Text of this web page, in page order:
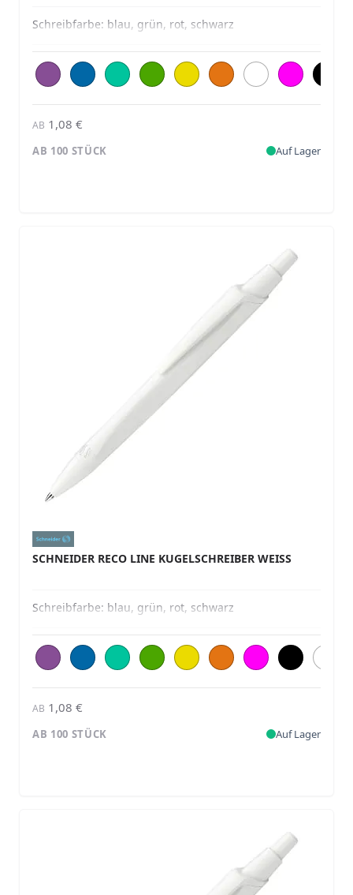
Schreibfarbe: blau, grün, rot, schwarz
AB 1,08 €
AB 100 STÜCK Auf Lager
SCHNEIDER RECO LINE KUGELSCHREIBER WEISS
Schreibfarbe: blau, grün, rot, schwarz
AB 1,08 €
AB 100 STÜCK Auf Lager